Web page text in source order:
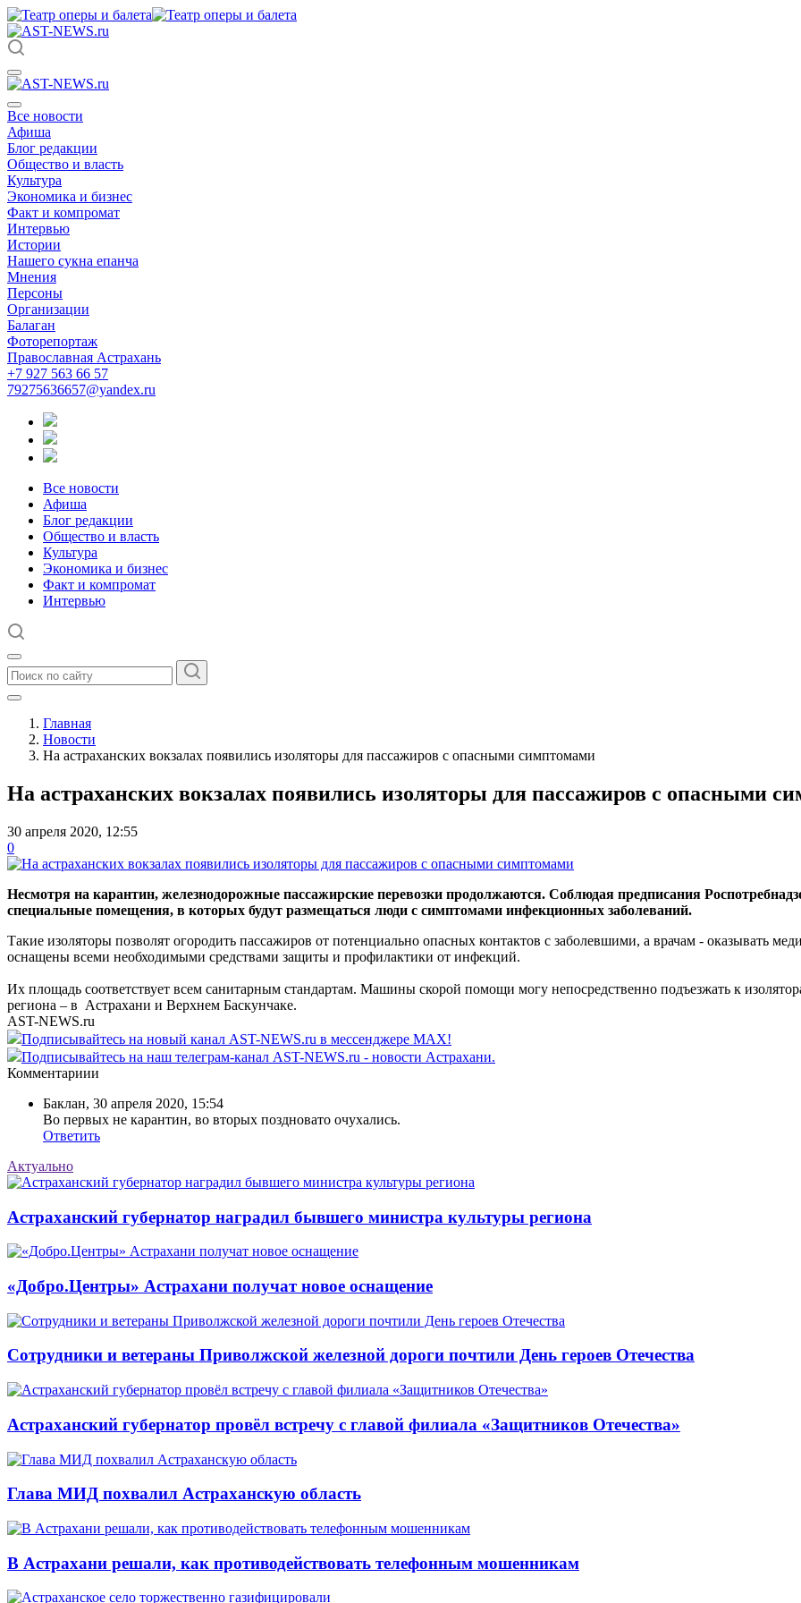
Все новости
Афиша
Блог редакции
Общество и власть
Культура
Экономика и бизнес
Факт и компромат
Интервью
Истории
Нашего сукна епанча
Мнения
Персоны
Организации
Балаган
Фоторепортаж
Православная Астрахань
+7 927 563 66 57
79275636657@yandex.ru
Все новости
Афиша
Блог редакции
Общество и власть
Культура
Экономика и бизнес
Факт и компромат
Интервью
Главная
Новости
На астраханских вокзалах появились изоляторы для пассажиров с опасными симптомами
На астраханских вокзалах появились изоляторы для пассажиров с опасными
30 апреля 2020, 12:55
0
Несмотря на карантин, железнодорожные пассажирские перевозки продолжаются. Соблюдая предписания
специальные помещения, в которых будут размещаться люди с симптомами инфекционных заболеваний.
Такие изоляторы позволят огородить пассажиров от потенциально опасных контактов с заболевшими, а врачам - оказывать
оснащены всеми необходимыми средствами защиты и профилактики от инфекций.
Их площадь соответствует всем санитарным стандартам. Машины скорой помощи могу непосредственно подъезжать к
региона – в Астрахани и Верхнем Баскунчаке.
AST-NEWS.ru
Подписывайтесь на новый канал AST-NEWS.ru в мессенджере MAX!
Подписывайтесь на наш телеграм-канал AST-NEWS.ru - новости Астрахани.
Комментариии
Баклан, 30 апреля 2020, 15:54
Во первых не карантин, во вторых поздновато очухались.
Ответить
Актуально
Астраханский губернатор наградил бывшего министра культуры региона
«Добро.Центры» Астрахани получат новое оснащение
Сотрудники и ветераны Приволжской железной дороги почтили День героев Отечества
Астраханский губернатор провёл встречу с главой филиала «Защитников Отечества»
Глава МИД похвалил Астраханскую область
В Астрахани решали, как противодействовать телефонным мошенникам